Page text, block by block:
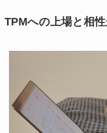
TPMへの上場と相